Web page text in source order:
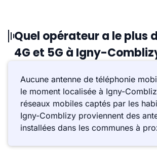
Quel opérateur a le plus
4G et 5G à Igny-
Aucune antenne de téléphonie
le moment localisée à Igny-
réseaux mobiles captés par les
Igny-Comblizy proviennent des
installées dans les communes à